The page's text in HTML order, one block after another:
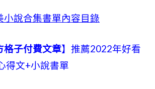
小說合集書單內容目錄
格子付費文章】推薦2022年好看
得文+小說書單